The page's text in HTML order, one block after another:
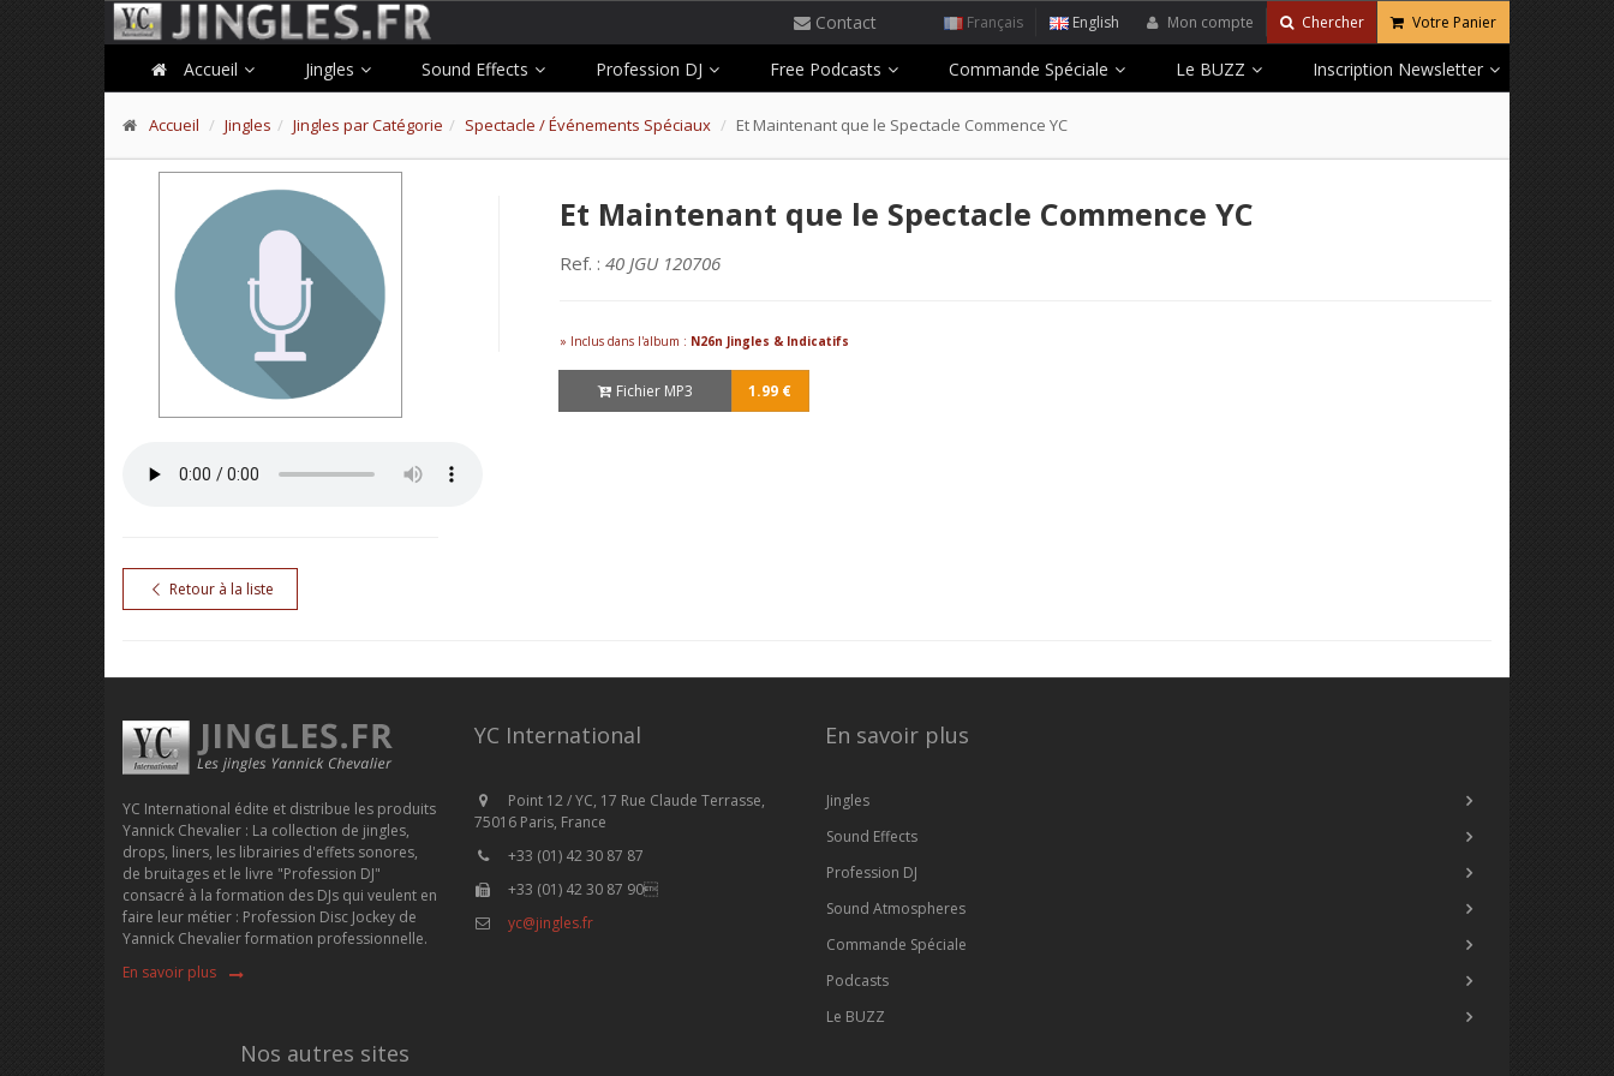
Contact Français English Mon compte Chercher Votre Panier
Accueil Jingles Sound Effects Profession DJ Free Podcasts Commande Spéciale Le BUZZ Inscription Newsletter
Accueil Jingles Jingles par Catégorie Spectacle / Événements Spéciaux Et Maintenant que le Spectacle Commence YC
Retour à la liste
Et Maintenant que le Spectacle Commence YC
Ref. : 40 JGU 120706
» Inclus dans l'album : N26n Jingles & Indicatifs
Fichier MP3 1.99 €
YC International édite et distribue les produits
Yannick Chevalier : La collection de jingles,
drops, liners, les librairies d'effets sonores,
de bruitages et le livre "Profession DJ"
consacré à la formation des DJs qui veulent en
faire leur métier : Profession Disc Jockey de
Yannick Chevalier formation professionnelle.
YC International
Point 12 / YC, 17 Rue Claude Terrasse,
75016 Paris, France
+33 (01) 42 30 87 87
+33 (01) 42 30 87 90
yc@jingles.fr
En savoir plus
En savoir plus
Jingles
Sound Effects
Profession DJ
Sound Atmospheres
Commande Spéciale
Podcasts
Le BUZZ
Nos autres sites